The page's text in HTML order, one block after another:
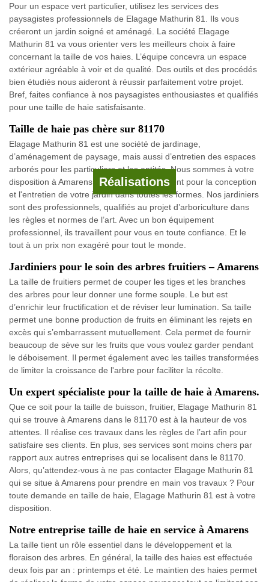
Réalisations
Pour un espace vert particulier, utilisez les services des
paysagistes professionnels de Elagage Mathurin 81. Ils vous
créeront un jardin soigné et aménagé. La société Elagage
Mathurin 81 va vous orienter vers les meilleurs choix à faire
concernant la taille de vos haies. L’équipe concevra un espace
extérieur agréable à voir et de qualité. Des outils et des procédés
bien étudiés nous aideront à réussir parfaitement votre projet.
Bref, faites confiance à nos paysagistes enthousiastes et qualifiés
pour une taille de haie satisfaisante.
Taille de haie pas chère sur 81170
Elagage Mathurin 81 est une société de jardinage,
d’aménagement de paysage, mais aussi d’entretien des espaces
arborés pour les particuliers et les entités. Nous sommes à votre
disposition à Amarens. Notre équipe intervient pour la conception
et l'entretien de votre jardin dans toutes les formes. Nos jardiniers
sont des professionnels, qualifiés au projet d’arboriculture dans
les règles et normes de l’art. Avec un bon équipement
professionnel, ils travaillent pour vous en toute confiance. Et le
tout à un prix non exagéré pour tout le monde.
Jardiniers pour le soin des arbres fruitiers – Amarens
La taille de fruitiers permet de couper les tiges et les branches
des arbres pour leur donner une forme souple. Le but est
d’enrichir leur fructification et de réviser leur lumination. Sa taille
permet une bonne production de fruits en éliminant les rejets en
excès qui s’embarrassent mutuellement. Cela permet de fournir
beaucoup de sève sur les fruits que vous voulez garder pendant
le déboisement. Il permet également avec les tailles transformées
de limiter la croissance de l'arbre pour faciliter la récolte.
Un expert spécialiste pour la taille de haie à Amarens.
Que ce soit pour la taille de buisson, fruitier, Elagage Mathurin 81
qui se trouve à Amarens dans le 81170 est à la hauteur de vos
attentes. Il réalise ces travaux dans les règles de l’art afin pour
satisfaire ses clients. En plus, ses services sont moins chers par
rapport aux autres entreprises qui se localisent dans le 81170.
Alors, qu’attendez-vous à ne pas contacter Elagage Mathurin 81
qui se situe à Amarens pour prendre en main vos travaux ? Pour
toute demande en taille de haie, Elagage Mathurin 81 est à votre
disposition.
Notre entreprise taille de haie en service à Amarens
La taille tient un rôle essentiel dans le développement et la
floraison des arbres. En général, la taille des haies est effectuée
deux fois par an : printemps et été. Le maintien des haies permet